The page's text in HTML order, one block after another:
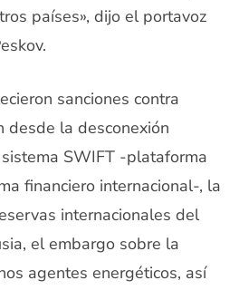
países», dijo el portavoz
sanciones contra
desde la desconexión
SWIFT -plataforma
financiero internacional-, la
internacionales del
el embargo sobre la
agentes energéticos, así